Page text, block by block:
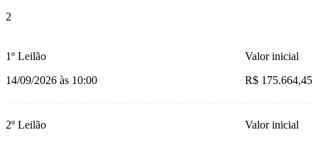
2
1º Leilão
14/09/2026 às 10:00
Valor inicial
R$ 175.664,45
2º Leilão
Valor inicial